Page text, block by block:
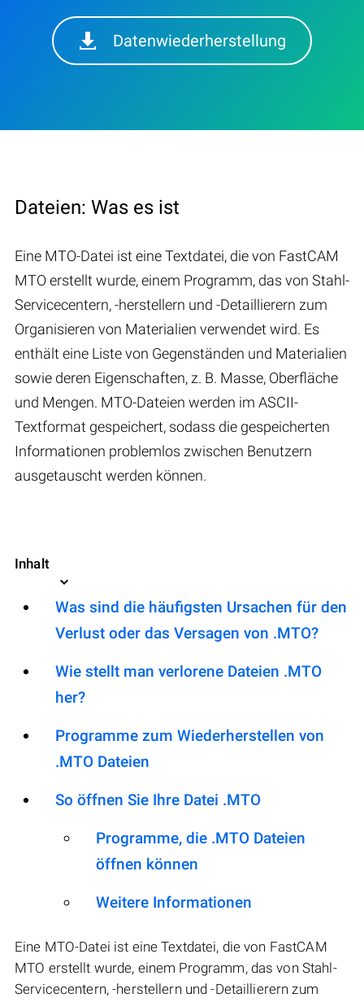
Datenwiederherstellung
Dateien: Was es ist
Eine MTO-Datei ist eine Textdatei, die von FastCAM
MTO erstellt wurde, einem Programm, das von Stahl-
Servicecentern, -herstellern und -Detaillierern zum
Organisieren von Materialien verwendet wird. Es
enthält eine Liste von Gegenständen und Materialien
sowie deren Eigenschaften, z. B. Masse, Oberfläche
und Mengen. MTO-Dateien werden im ASCII-
Textformat gespeichert, sodass die gespeicherten
Informationen problemlos zwischen Benutzern
ausgetauscht werden können.
Inhalt
Was sind die häufigsten Ursachen für den
Verlust oder das Versagen von .MTO?
Wie stellt man verlorene Dateien .MTO
her?
Programme zum Wiederherstellen von
.MTO Dateien
So öffnen Sie Ihre Datei .MTO
Programme, die .MTO Dateien
öffnen können
Weitere Informationen
Eine MTO-Datei ist eine Textdatei, die von FastCAM
MTO erstellt wurde, einem Programm, das von Stahl-
Servicecentern, -herstellern und -Detaillierern zum